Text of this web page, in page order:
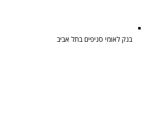
בנק לאומי סניפים בתל אביב